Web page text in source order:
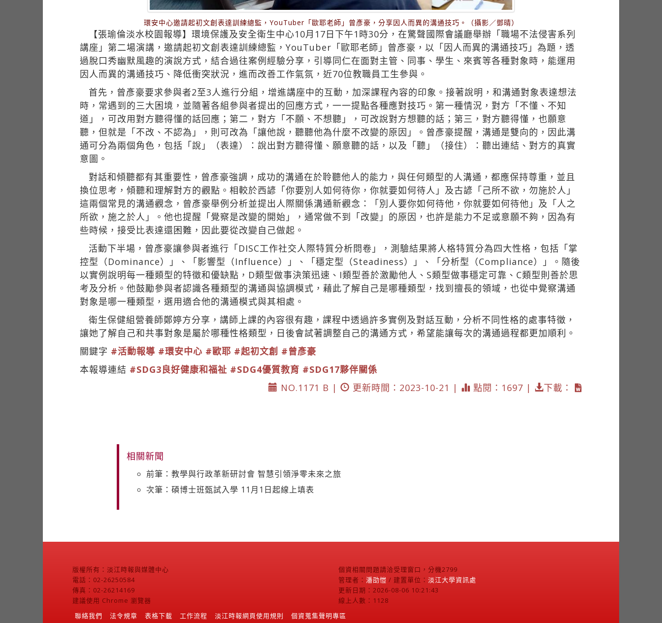
環安中心邀請起初文創表達訓練總監，YouTuber「歐耶老師」曾彥豪，分享因人而異的溝通技巧。（攝影／鄧晴）
【張瑜倫淡水校園報導】環境保護及安全衛生中心10月17日下午1時30分，在驚聲國際會議廳舉辦「職場不法侵害系列
講座」第二場演講，邀請起初文創表達訓練總監，YouTuber「歐耶老師」曾彥豪，以「因人而異的溝通技巧」為題，透
過脫口秀幽默風趣的演說方式，結合過往案例經驗分享，引導同仁在面對主管、同事、學生、來賓等各種對象時，能運用
因人而異的溝通技巧、降低衝突狀況，進而改善工作氣氛，近70位教職員工生參與。
首先，曾彥豪要求參與者2至3人進行分組，增進講座中的互動，加深課程內容的印象。接著說明，和溝通對象表達想法
時，常遇到的三大困境，並隨著各組參與者提出的回應方式，一一提點各種應對技巧。第一種情況，對方「不懂、不知
道」，可改用對方聽得懂的話回應；第二，對方「不願、不想聽」，可改說對方想聽的話；第三，對方聽得懂，也願意
聽，但就是「不改、不認為」，則可改為「讓他說，聽聽他為什麼不改變的原因」。曾彥豪提醒，溝通是雙向的，因此溝
通可分為兩個角色，包括「說」（表達）：說出對方聽得懂、願意聽的話，以及「聽」（接住）：聽出連結、對方的真實
意圖。
對話和傾聽都有其重要性，曾彥豪強調，成功的溝通在於聆聽他人的能力，與任何類型的人溝通，都應保持尊重，並且
換位思考，傾聽和理解對方的觀點。相較於西諺「你要別人如何待你，你就要如何待人」及古諺「己所不欲，勿施於人」
這兩個常見的溝通觀念，曾彥豪舉例分析並提出人際關係溝通新觀念：「別人要你如何待他，你就要如何待他」及「人之
所欲，施之於人」。他也提醒「覺察是改變的開始」，通常做不到「改變」的原因，也許是能力不足或意願不夠，因為有
些時候，接受比表達還困難，因此要從改變自己做起。
活動下半場，曾彥豪讓參與者進行「DISC工作社交人際特質分析問卷」，測驗結果將人格特質分為四大性格，包括「掌
控型（Dominance）」、「影響型（Influence）」、「穩定型（Steadiness）」、「分析型（Compliance）」。隨後
以實例說明每一種類型的特徵和優缺點，D類型做事決策迅速、I類型善於激勵他人、S類型做事穩定可靠、C類型則善於思
考及分析。他鼓勵參與者認識各種類型的溝通與協調模式，藉此了解自己是哪種類型，找到擅長的領域，也從中覺察溝通
對象是哪一種類型，選用適合他的溝通模式與其相處。
衛生保健組營養師鄭婷方分享，講師上課的內容很有趣，課程中透過許多實例及對話互動，分析不同性格的處事特徵，
讓她了解自己和共事對象是屬於哪種性格類型，日後會試著調整自己的溝通方式，希望能讓每次的溝通過程都更加順利。
關鍵字 #活動報導 #環安中心 #歐耶 #起初文創 #曾彥豪
本報導連結 #SDG3良好健康和福祉 #SDG4優質教育 #SDG17夥伴關係
NO.1171 B |
更新時間：2023-10-21 | 點閱：1697 | 下載：
相關新聞
前筆：教學與行政革新研討會 智慧引領淨零未來之旅
次筆：碩博士班甄試入學 11月1日起線上填表
版權所有：淡江時報與媒體中心
電話：02-26250584
傳真：02-26214169
建議使用 Chrome 瀏覽器
個資相關問題請洽受理窗口，分機2799
管理者： 潘劭愷 / 建置單位： 淡江大學資訊處
更新日期：2026-08-06 10:21:43
線上人數：1128
聯絡我們
法令規章 表格下載 工作流程 淡江時報網頁使用規則 個資蒐集聲明專區